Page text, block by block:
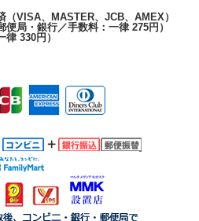
（VISA、MASTER、JCB、AMEX）
便局・銀行／手数料：一律 275円）
律 330円）